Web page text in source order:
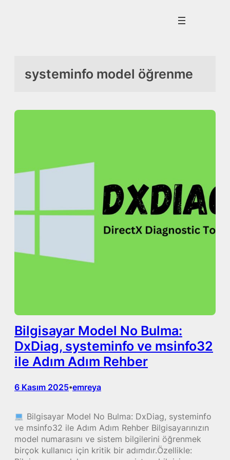
systeminfo model öğrenme
Bilgisayar Model No Bulma:
DxDiag, systeminfo ve msinfo32
ile Adım Adım Rehber
6 Kasım 2025•emreya
Bilgisayar Model No Bulma: DxDiag, systeminfo
ve msinfo32 ile Adım Adım Rehber Bilgisayarınızın
model numarasını ve sistem bilgilerini öğrenmek
birçok kullanıcı için kritik bir adımdır.Özellikle: